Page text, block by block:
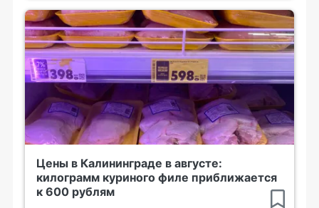
Цены в Калининграде в августе:
килограмм куриного филе приближается
к 600 рублям